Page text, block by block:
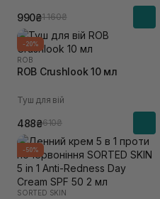
990₴1 160₴
-20%
ROB
ROB Crushlook 10 мл
Туш для вій
488₴610₴
-50%
SORTED SKIN